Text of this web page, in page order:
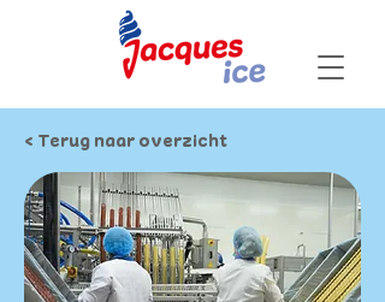
< Terug naar overzicht